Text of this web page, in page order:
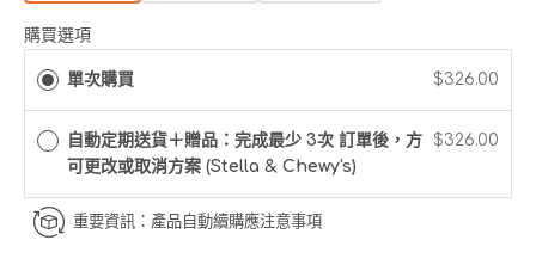
已
完
或
無
法
用
或
無
法
用
或
無
法
用
購買選項
單次購買 $326.00
自動定期送貨＋贈品：完成最少 3次 訂單後，方
可更改或取消方案 (Stella & Chewy's)
$326.00
重要資訊：產品自動續購應注意事項